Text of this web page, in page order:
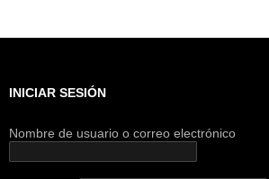
INICIAR SESIÓN
Nombre de usuario o correo electrónico